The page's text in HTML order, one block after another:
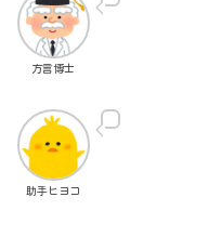
方言博士
助手ヒヨコ